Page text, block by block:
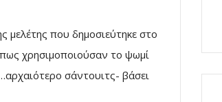
μελέτης που δημοσιεύτηκε στο
πως χρησιμοποιούσαν το ψωμί
σάντουιτς- βάσει